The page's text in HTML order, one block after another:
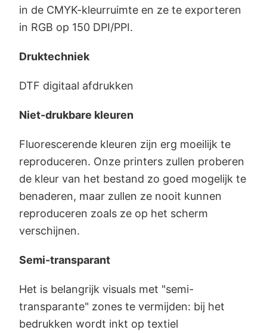
in de CMYK-kleurruimte en ze te exporteren
in RGB op 150 DPI/PPI.
Druktechniek
DTF digitaal afdrukken
Niet-drukbare kleuren
Fluorescerende kleuren zijn erg moeilijk te
reproduceren. Onze printers zullen proberen
de kleur van het bestand zo goed mogelijk te
benaderen, maar zullen ze nooit kunnen
reproduceren zoals ze op het scherm
verschijnen.
Semi-transparant
Het is belangrijk visuals met "semi-
transparante" zones te vermijden: bij het
bedrukken wordt inkt op textiel